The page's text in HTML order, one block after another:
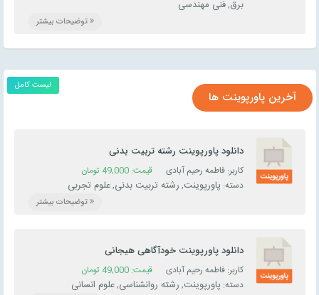
برق,فنی مهندسی
توضیحات بیشتر
آخرین پاورپوینت ها
لیست کامل
دانلود پاورپوینت رشته تربیت بدنی
کاربر: فاطمه رحیم آبادی قیمت: 49,000 تومان
دسته: پاورپوینت, رشته تربیت بدنی,علوم تجربی
توضیحات بیشتر
دانلود پاورپوینت خودآگاهی هیجانی
کاربر: فاطمه رحیم آبادی قیمت: 49,000 تومان
دسته: پاورپوینت, رشته روانشناسی,علوم انسانی